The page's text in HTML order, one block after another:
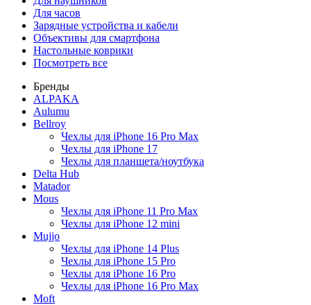
Для часов
Зарядные устройства и кабели
Объективы для смартфона
Настольные коврики
Посмотреть все
Бренды
ALPAKA
Aulumu
Bellroy
Чехлы для iPhone 16 Pro Max
Чехлы для iPhone 17
Чехлы для планшета/ноутбука
Delta Hub
Matador
Mous
Чехлы для iPhone 11 Pro Max
Чехлы для iPhone 12 mini
Mujjo
Чехлы для iPhone 14 Plus
Чехлы для iPhone 15 Pro
Чехлы для iPhone 16 Pro
Чехлы для iPhone 16 Pro Max
Moft